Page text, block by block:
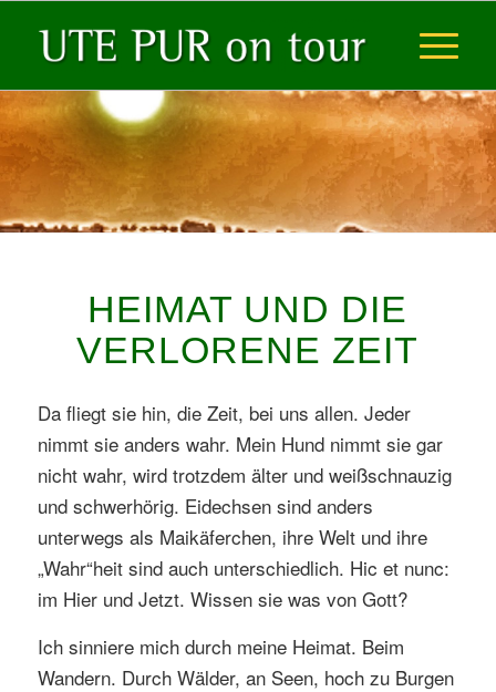
HEIMAT UND DIE
VERLORENE ZEIT
Da fliegt sie hin, die Zeit, bei uns allen. Jeder
nimmt sie anders wahr. Mein Hund nimmt sie gar
nicht wahr, wird trotzdem älter und weißschnauzig
und schwerhörig. Eidechsen sind anders
unterwegs als Maikäferchen, ihre Welt und ihre
„Wahr“heit sind auch unterschiedlich. Hic et nunc:
im Hier und Jetzt. Wissen sie was von Gott?
Ich sinniere mich durch meine Heimat. Beim
Wandern. Durch Wälder, an Seen, hoch zu Burgen